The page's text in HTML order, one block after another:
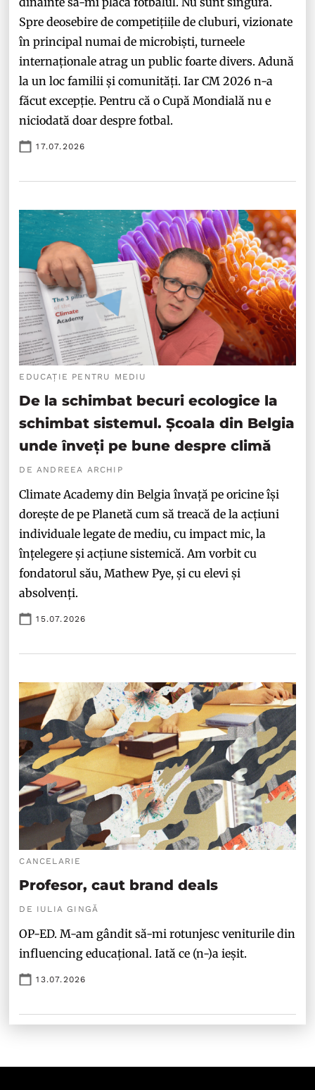
Spre deosebire de competițiile de cluburi, vizionate
în principal numai de microbiști, turneele
internaționale atrag un public foarte divers. Adună
la un loc familii și comunități. Iar CM 2026 n-a
făcut excepție. Pentru că o Cupă Mondială nu e
niciodată doar despre fotbal.
17.07.2026
EDUCAȚIE PENTRU MEDIU
De la schimbat becuri ecologice la
schimbat sistemul. Școala din Belgia
unde înveți pe bune despre climă
DE ANDREEA ARCHIP
Climate Academy din Belgia învață pe oricine își
dorește de pe Planetă cum să treacă de la acțiuni
individuale legate de mediu, cu impact mic, la
înțelegere și acțiune sistemică. Am vorbit cu
fondatorul său, Mathew Pye, și cu elevi și
absolvenți.
15.07.2026
CANCELARIE
Profesor, caut brand deals
DE IULIA GINGĂ
OP-ED. M-am gândit să-mi rotunjesc veniturile din
influencing educațional. Iată ce (n-)a ieșit.
13.07.2026